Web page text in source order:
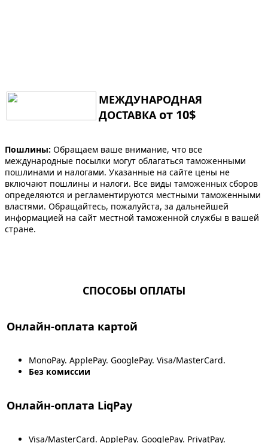
МЕЖДУНАРОДНАЯ
ДОСТАВКА от 10$
Пошлины: Обращаем ваше внимание, что все
международные посылки могут облагаться таможенными
пошлинами и налогами. Указанные на сайте цены не
включают пошлины и налоги. Все виды таможенных сборов
определяются и регламентируются местными таможенными
властями. Обращайтесь, пожалуйста, за дальнейшей
информацией на сайт местной таможенной службы в вашей
стране.
СПОСОБЫ ОПЛАТЫ
Онлайн-оплата картой
MonoPay. ApplePay. GooglePay. Visa/MasterCard.
Без комиссии
Онлайн-оплата LiqPay
Visa/MasterCard. ApplePay. GooglePay. PrivatPay.